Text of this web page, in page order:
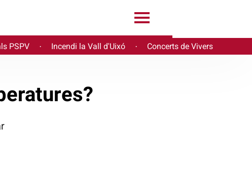
PSPV · Incendi la Vall d'Uixó · Concerts de Vivers